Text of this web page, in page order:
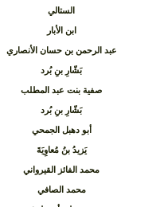
الستالي
ابن الأبار
عبد الرحمن بن حسان الأنصاري
بَشّارِ بنِ بُرد
صفية بنت عبد المطلب
بَشّارِ بنِ بُرد
أبو دهبل الجمحي
يَزيدُ بنُ مُعاوِيَةَ
محمد الفائز القيرواني
محمد الصافي